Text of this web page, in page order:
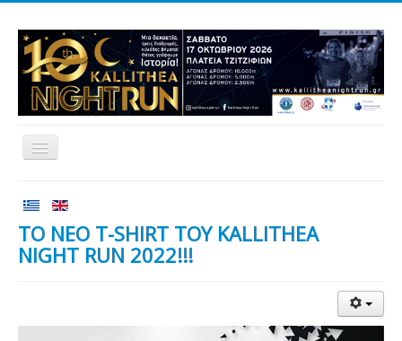
Εθελοντισμός
ΤΟ ΝΕΟ T-SHIRT ΤΟΥ KALLITHEA
NIGHT RUN 2022!!!